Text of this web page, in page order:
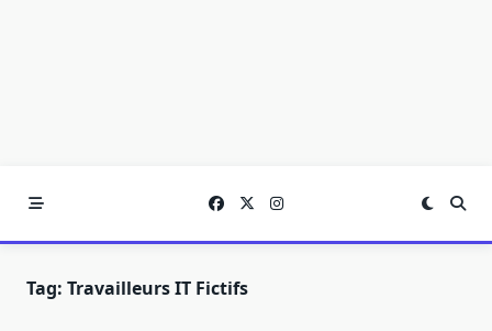
Tag: Travailleurs IT Fictifs